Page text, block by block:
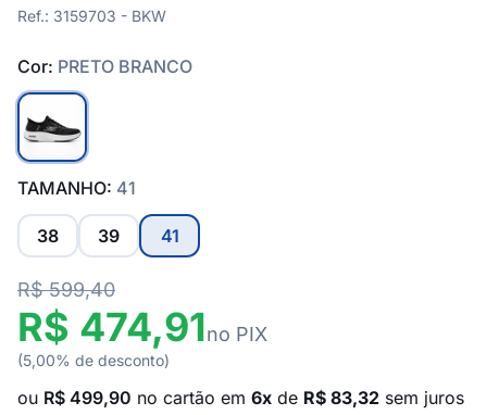
Ref.: 3159703 - BKW
Cor: PRETO BRANCO
TAMANHO: 41
38 39 41
R$ 599,40
R$ 474,91no PIX
(5,00% de desconto)
ou R$ 499,90 no cartão em 6x de R$ 83,32 sem juros